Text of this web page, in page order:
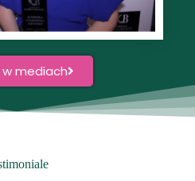
mediach